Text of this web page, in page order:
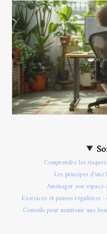
Comprendre les
Les principes
Aménager son
Exercices et pauses régulières
Conseils pour maintenir une